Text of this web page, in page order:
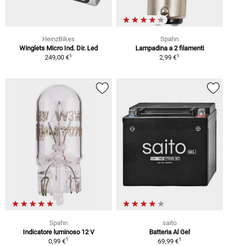
HeinzBikes
Winglets Micro Ind. Dir. Led
249,00 €1
Spahn
Lampadina a 2 filamenti
2,99 €1
Spahn
Indicatore luminoso 12 V
0,99 €1
saito
Batteria Al Gel
69,99 €1